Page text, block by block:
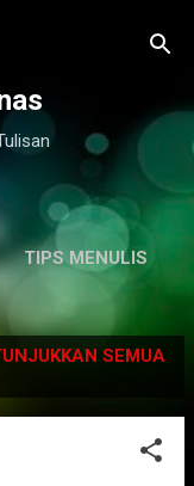
TIPS MENULIS
KILAS BALIK
SEMUA